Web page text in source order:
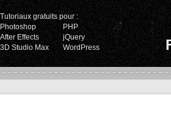
Tutoriaux gratuits pour :
Photoshop
PHP
After Effects
jQuery
3D Studio Max
WordPress